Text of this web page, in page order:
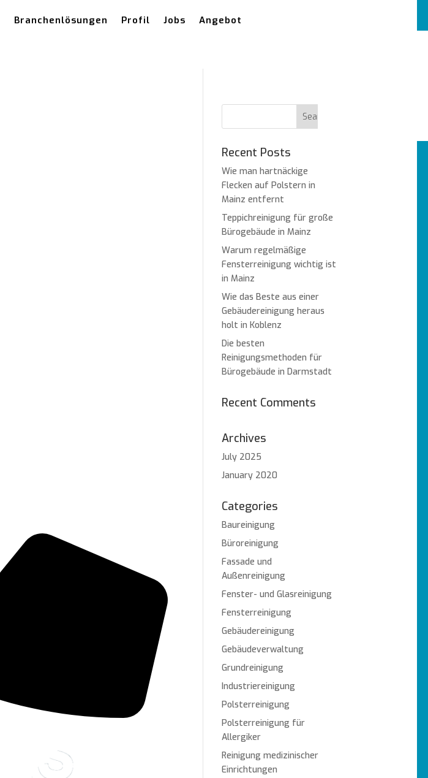
Branchenlösungen Profil Jobs Angebot
Recent Posts
Wie man hartnäckige
Flecken auf Polstern in
Mainz entfernt
Teppichreinigung für große
Bürogebäude in Mainz
Warum regelmäßige
Fensterreinigung wichtig ist
in Mainz
Wie das Beste aus einer
Gebäudereinigung heraus
holt in Koblenz
Die besten
Reinigungsmethoden für
Bürogebäude in Darmstadt
Recent Comments
Archives
July 2025
January 2020
Categories
Baureinigung
Büroreinigung
Fassade und
Außenreinigung
Fenster- und Glasreinigung
Fensterreinigung
Gebäudereinigung
Gebäudeverwaltung
Grundreinigung
Industriereinigung
Polsterreinigung
Polsterreinigung für
Allergiker
Reinigung medizinischer
Einrichtungen